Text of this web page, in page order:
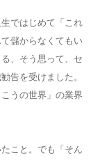
ではじめて「これ
儲からなくてもい
、 そう思って、セ
告を受けました。
うの世界」の業界
こと。 でも「そん